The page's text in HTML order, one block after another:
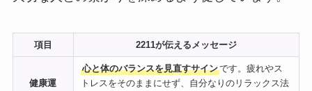
項目 2211が伝えるメッセージ
健康運
心と体のバランスを見直すサインです。疲れやス
トレスをそのままにせず、自分なりのリラックス法